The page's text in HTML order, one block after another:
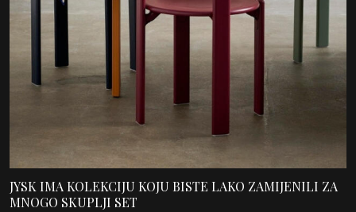
JYSK IMA KOLEKCIJU KOJU BISTE LAKO ZAMIJENILI ZA
MNOGO SKUPLJI SET